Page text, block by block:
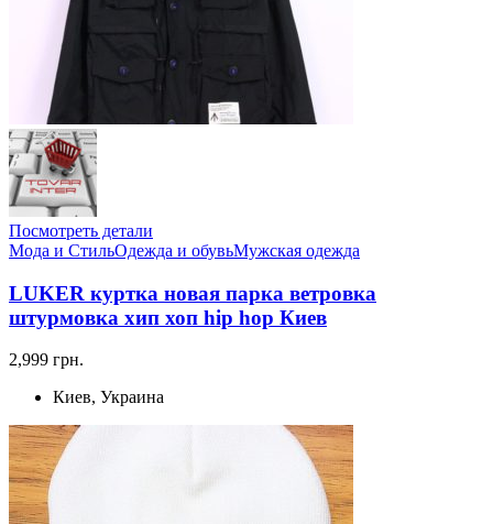
Посмотреть детали
Мода и СтильОдежда и обувьМужская одежда
LUKER куртка новая парка ветровка
штурмовка хип хоп hip hop Киев
2,999 грн.
Киев, Украина